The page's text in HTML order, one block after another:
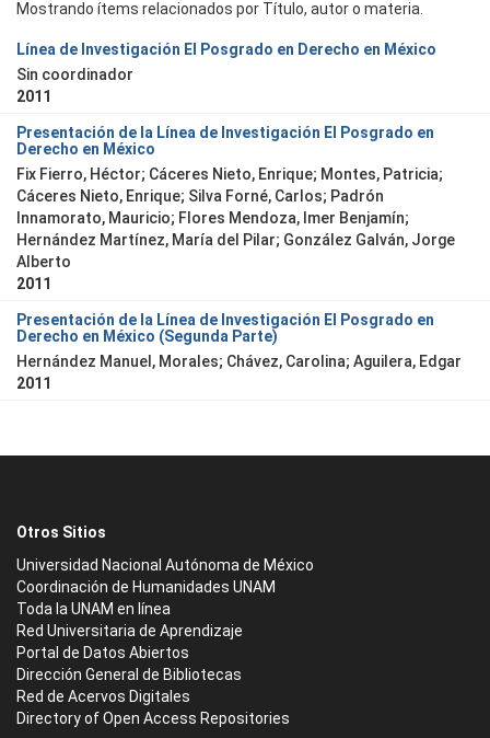
Mostrando ítems relacionados por Título, autor o materia.
Línea de Investigación El Posgrado en Derecho en México
Sin coordinador
2011
Presentación de la Línea de Investigación El Posgrado en
Derecho en México
Fix Fierro, Héctor; Cáceres Nieto, Enrique; Montes, Patricia;
Cáceres Nieto, Enrique; Silva Forné, Carlos; Padrón
Innamorato, Mauricio; Flores Mendoza, Imer Benjamín;
Hernández Martínez, María del Pilar; González Galván, Jorge
Alberto
2011
Presentación de la Línea de Investigación El Posgrado en
Derecho en México (Segunda Parte)
Hernández Manuel, Morales; Chávez, Carolina; Aguilera, Edgar
2011
Otros Sitios
Universidad Nacional Autónoma de México
Coordinación de Humanidades UNAM
Toda la UNAM en línea
Red Universitaria de Aprendizaje
Portal de Datos Abiertos
Dirección General de Bibliotecas
Red de Acervos Digitales
Directory of Open Access Repositories